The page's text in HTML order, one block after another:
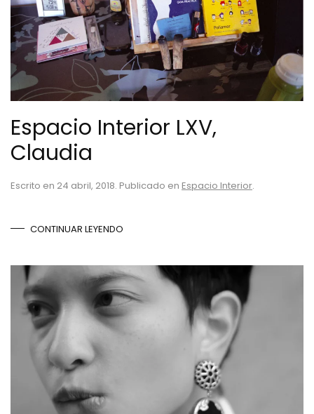
Espacio Interior LXV,
Claudia
Escrito en 24 abril, 2018. Publicado en Espacio Interior.
CONTINUAR LEYENDO